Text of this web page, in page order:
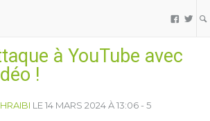
 
à YouTube avec
!
LE 14 MARS 2024 À 13:06 - 5